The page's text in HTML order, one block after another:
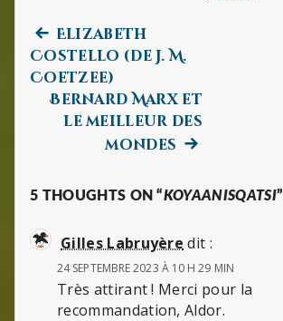
Navigation
de
l’article
Previous
post:
Elizabeth
Costello (de J. M.
Coetzee)
Bernard Marx et
le meilleur des
mondes Next
5 THOUGHTS ON “KOYAANISQATSI”
Gilles Labruyère dit :
24 SEPTEMBRE 2023 À 10 H 29 MIN
Très attirant ! Merci pour la
recommandation, Aldor.